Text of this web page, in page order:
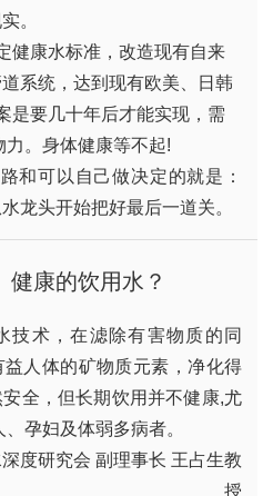
。
健康水标准，改造现有自来
系统，达到现有欧美、日韩
是要几十年后才能实现，需
力。身体健康等不起!
和可以自己做决定的就是：
龙头开始把好最后一道关。
健康的饮用水？
技术，在滤除有害物质的同
益人体的矿物质元素，净化得
全，但长期饮用并不健康,尤
孕妇及体弱多病者。
度研究会 副理事长 王占生教
授